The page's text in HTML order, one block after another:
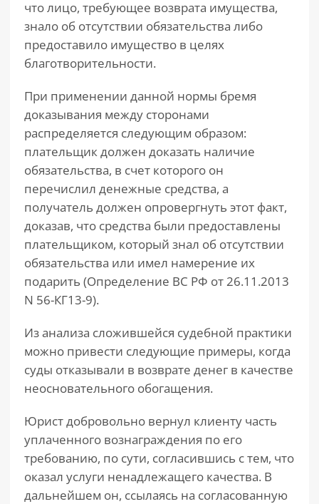
что лицо, требующее возврата имущества,
знало об отсутствии обязательства либо
предоставило имущество в целях
благотворительности.
При применении данной нормы бремя
доказывания между сторонами
распределяется следующим образом:
плательщик должен доказать наличие
обязательства, в счет которого он
перечислил денежные средства, а
получатель должен опровергнуть этот факт,
доказав, что средства были предоставлены
плательщиком, который знал об отсутствии
обязательства или имел намерение их
подарить (Определение ВС РФ от 26.11.2013
N 56-КГ13-9).
Из анализа сложившейся судебной практики
можно привести следующие примеры, когда
суды отказывали в возврате денег в качестве
неосновательного обогащения.
Юрист добровольно вернул клиенту часть
уплаченного вознаграждения по его
требованию, по сути, согласившись с тем, что
оказал услуги ненадлежащего качества. В
дальнейшем он, ссылаясь на согласованную